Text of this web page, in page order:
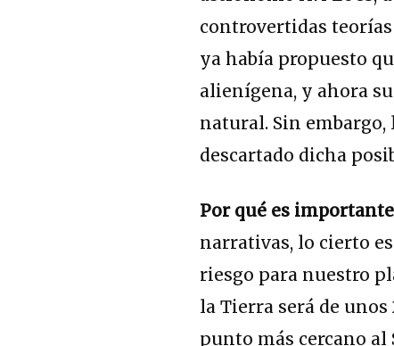
controvertidas
ya había propuesto
alienígena, y ahora
natural. Sin
descartado dicha
Por qué es
narrativas, lo cierto
riesgo para nuestro
la Tierra será de
punto más cercano al